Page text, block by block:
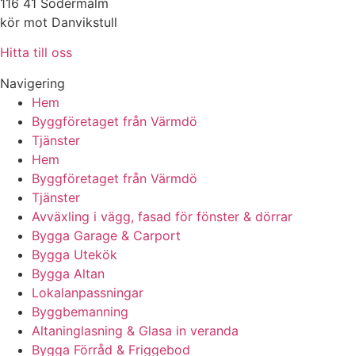
kör mot Danvikstull
Hitta till oss
Navigering
Hem
Byggföretaget från Värmdö
Tjänster
Hem
Byggföretaget från Värmdö
Tjänster
Avväxling i vägg, fasad för fönster & dörrar
Bygga Garage & Carport
Bygga Utekök
Bygga Altan
Lokalanpassningar
Byggbemanning
Altaninglasning & Glasa in veranda
Bygga Förråd & Friggebod